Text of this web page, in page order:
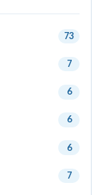
73
7
6
6
6
7